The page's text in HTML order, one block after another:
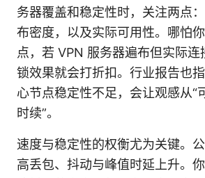
务器覆盖和稳定性时，关注两点
布密度，以及实际可用性。哪怕
点，若 VPN 服务器遍布但实际连
锁效果就会打折扣。行业报告也
心节点稳定性不足，会让观感从“
时续”。
速度与稳定性的权衡尤为关键。
高丢包、抖动与峰值时延上升。